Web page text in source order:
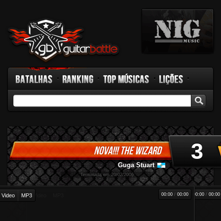
GB TV
Rádio Fórum Facebook
NOVA!!! THE WIZARD 3
-
Guga Stuart
Terminada em 20/02/2006
00:00 / 00:00
Video MP3 00:00 / 00:00